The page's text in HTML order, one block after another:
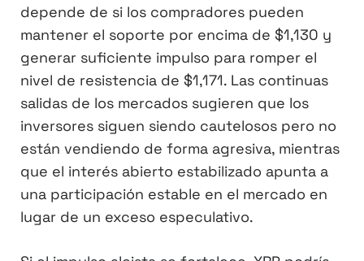
depende de si los compradores pueden
mantener el soporte por encima de $1,130 y
generar suficiente impulso para romper el
nivel de resistencia de $1,171. Las continuas
salidas de los mercados sugieren que los
inversores siguen siendo cautelosos pero no
están vendiendo de forma agresiva, mientras
que el interés abierto estabilizado apunta a
una participación estable en el mercado en
lugar de un exceso especulativo.